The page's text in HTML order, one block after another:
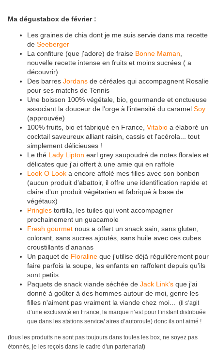
Ma dégustabox de février :
Les graines de chia dont je me suis servie dans ma recette
de Seeberger
La confiture (que j'adore) de fraise Bonne Maman
nouvelle recette intense en fruits et moins sucrées ( a
découvrir)
Des barres Jordans de céréales qui accompagnent Rosalie
pour ses matchs de Tennis
Une boisson 100% végétale, bio, gourmande et onctueuse
associant la douceur de l'orge à l'intensité du caramel Soy
(approuvée)
100% fruits, bio et fabriqué en France, Vitabio a élaboré un
cocktail saveureux alliant raisin, cassis et l'acérola... tout
simplement délicieuses !
Le thé Lady Lipton earl grey saupoudré de notes florales et
délicates que j'ai offert à une amie qui en raffole
Look O Look a encore affolé mes filles avec son bonbon
(aucun produit d'abattoir, il offre une identification rapide et
claire d'un produit végétarien et fabriqué à base de
végétaux)
Pringles tortilla, les tuiles qui vont accompagner
prochainement un guacamole
Fresh gourmet nous a offert un snack sain, sans gluten,
colorant, sans sucres ajoutés, sans huile avec ces cubes
croustillants d'ananas
Un paquet de Floraline que j'utilise déjà régulièrement pour
faire parfois la soupe, les enfants en raffolent depuis qu'ils
sont petits.
Paquets de snack viande séchée de Jack Link's que j'ai
donné à goûter à des hommes autour de moi, genre les
filles n'aiment pas vraiment la viande chez moi...
(Il s’agit
d’une exclusivité en France, la marque n’est pour l’instant distribuée
que dans les stations service/ aires d’autoroute) donc ils ont aimé !
(tous les produits ne sont pas toujours dans toutes les box, ne soyez pas
étonnés, je les reçois dans le cadre d'un partenariat)